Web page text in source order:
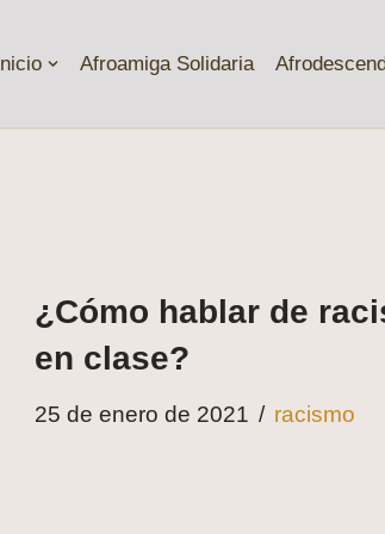
Inicio Afroamiga Solidaria
¿Cómo hablar de
en clase?
25 de enero de 2021 racismo